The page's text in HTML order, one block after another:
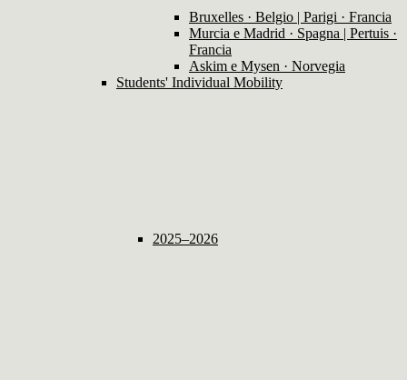
Bruxelles · Belgio | Parigi · Francia
Murcia e Madrid · Spagna | Pertuis ·
Francia
Askim e Mysen · Norvegia
Students' Individual Mobility
2025–2026